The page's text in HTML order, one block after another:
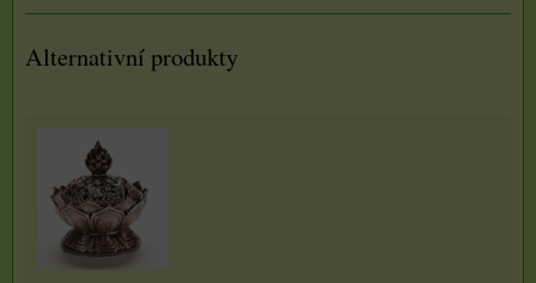
Alternativní produkty